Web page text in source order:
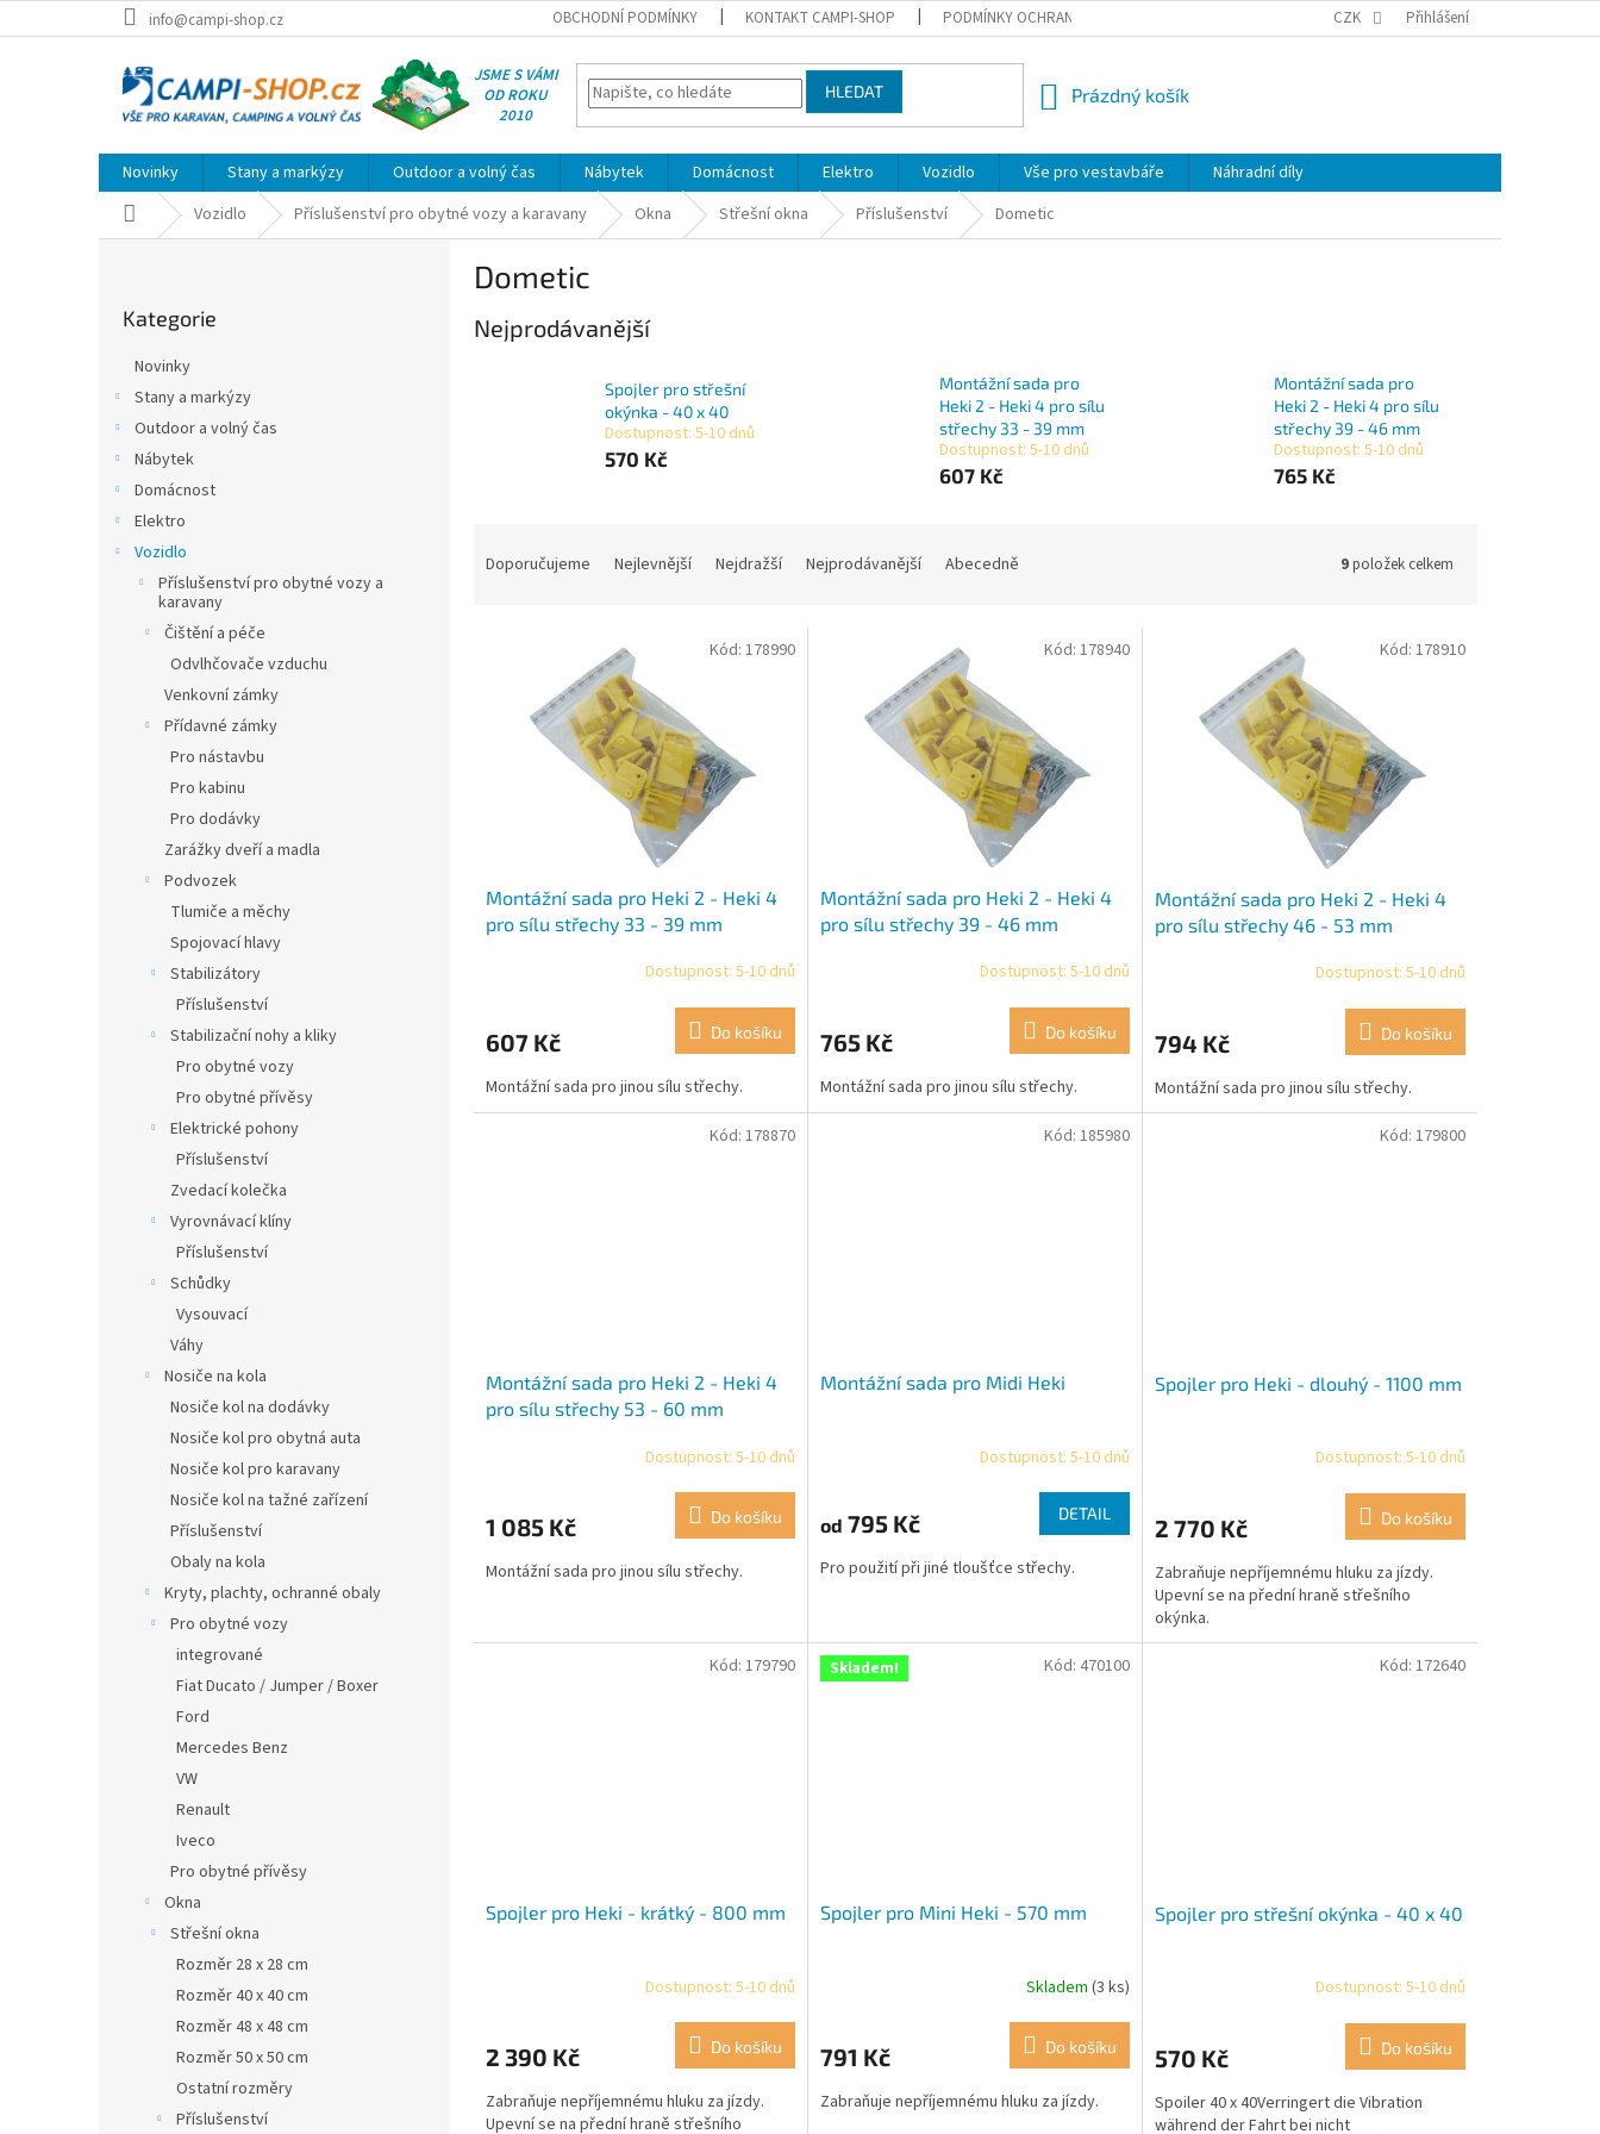
na
info@campi-shop.cz OBCHODNÍ PODMÍNKY KONTAKT CAMPI-SHOP PODMÍNKY OCHRANY OSOBNÍCH ÚDAJŮ REKLAMACE
CZK Přihlášení
JSME S VÁMI
OD ROKU
2010
HLEDAT
NÁKUPNÍ
Prázdný košík
Novinky Stany a markýzy Outdoor a volný čas Nábytek Domácnost Elektro Vozidlo Vše pro vestavbáře
Náhradní díly
Domů Vozidlo Příslušenství pro obytné vozy a karavany Okna Střešní okna Příslušenství Dometic
kategorie
Kategorie
Novinky
Stany a markýzy
Outdoor a volný čas
Nábytek
Domácnost
Elektro
Vozidlo
Příslušenství pro obytné vozy a
karavany
Čištění a péče
Odvlhčovače vzduchu
Venkovní zámky
Přídavné zámky
Pro nástavbu
Pro kabinu
Pro dodávky
Zarážky dveří a madla
Podvozek
Tlumiče a měchy
Spojovací hlavy
Stabilizátory
Příslušenství
Stabilizační nohy a kliky
Pro obytné vozy
Pro obytné přívěsy
Elektrické pohony
Příslušenství
Zvedací kolečka
Vyrovnávací klíny
Příslušenství
Schůdky
Vysouvací
Váhy
Nosiče na kola
Nosiče kol na dodávky
Nosiče kol pro obytná auta
Nosiče kol pro karavany
Nosiče kol na tažné zařízení
Příslušenství
Obaly na kola
Kryty, plachty, ochranné obaly
Pro obytné vozy
integrované
Fiat Ducato / Jumper / Boxer
Ford
Mercedes Benz
VW
Renault
Iveco
Pro obytné přívěsy
Okna
Střešní okna
Rozměr 28 x 28 cm
Rozměr 40 x 40 cm
Rozměr 48 x 48 cm
Rozměr 50 x 50 cm
Ostatní rozměry
Příslušenství
Dometic
Nejprodávanější
Spojler pro střešní
okýnka - 40 x 40
Dostupnost: 5-10 dnů
570 Kč
Montážní sada pro
Heki 2 - Heki 4 pro sílu
střechy 33 - 39 mm
Dostupnost: 5-10 dnů
607 Kč
Montážní sada pro
Heki 2 - Heki 4 pro sílu
střechy 39 - 46 mm
Dostupnost: 5-10 dnů
765 Kč
Doporučujeme Nejlevnější Nejdražší Nejprodávanější Abecedně 9položek celkem
Montážní sada pro Heki 2 - Heki 4
pro sílu střechy 33 - 39 mm
Dostupnost: 5-10 dnů
607 Kč Do košíku
Montážní sada pro jinou sílu střechy.
Kód: 178990
Montážní sada pro Heki 2 - Heki 4
pro sílu střechy 39 - 46 mm
Dostupnost: 5-10 dnů
765 Kč Do košíku
Montážní sada pro jinou sílu střechy.
Kód: 178940
Montážní sada pro Heki 2 - Heki 4
pro sílu střechy 46 - 53 mm
Dostupnost: 5-10 dnů
794 Kč Do košíku
Montážní sada pro jinou sílu střechy.
Kód: 178910
Montážní sada pro Heki 2 - Heki 4
pro sílu střechy 53 - 60 mm
Dostupnost: 5-10 dnů
1 085 Kč Do košíku
Montážní sada pro jinou sílu střechy.
Kód: 178870
Montážní sada pro Midi Heki
Dostupnost: 5-10 dnů
od 795 Kč DETAIL
Pro použití při jiné tloušťce střechy.
Kód: 185980
Spojler pro Heki - dlouhý - 1100 mm
Dostupnost: 5-10 dnů
2 770 Kč Do košíku
Zabraňuje nepříjemnému hluku za jízdy.
Upevní se na přední hraně střešního
okýnka.
Kód: 179800
Spojler pro Heki - krátký - 800 mm
Dostupnost: 5-10 dnů
2 390 Kč Do košíku
Zabraňuje nepříjemnému hluku za jízdy.
Upevní se na přední hraně střešního
Kód: 179790 Skladem!
Spojler pro Mini Heki - 570 mm
Skladem (3 ks)
791 Kč Do košíku
Zabraňuje nepříjemnému hluku za jízdy.
Kód: 470100
Spojler pro střešní okýnka - 40 x 40
Dostupnost: 5-10 dnů
570 Kč Do košíku
Spoiler 40 x 40Verringert die Vibration
während der Fahrt bei nicht
Kód: 172640